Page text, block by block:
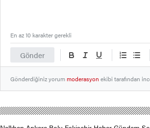
Gönder
En az 10 karakter gerekli
Gönderdiğiniz yorummoderasyon ekibi tarafından